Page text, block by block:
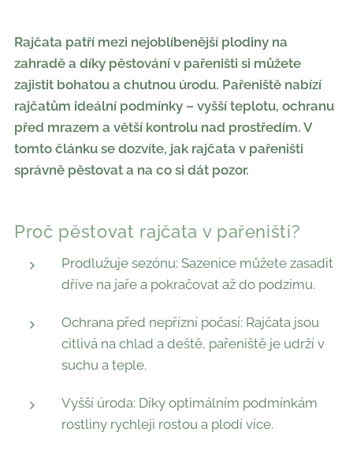
Rajčata patří mezi nejoblíbenější plodiny na
zahradě a díky pěstování v pařeništi si můžete
zajistit bohatou a chutnou úrodu. Pařeniště nabízí
rajčatům ideální podmínky – vyšší teplotu, ochranu
před mrazem a větší kontrolu nad prostředím. V
tomto článku se dozvíte, jak rajčata v pařeništi
správně pěstovat a na co si dát pozor.
Proč pěstovat rajčata v pařeništi?
Prodlužuje sezónu: Sazenice můžete zasadit
dříve na jaře a pokračovat až do podzimu.
Ochrana před nepřízní počasí: Rajčata jsou
citlivá na chlad a deště, pařeniště je udrží v
suchu a teple.
Vyšší úroda: Díky optimálním podmínkám
rostliny rychleji rostou a plodí více.